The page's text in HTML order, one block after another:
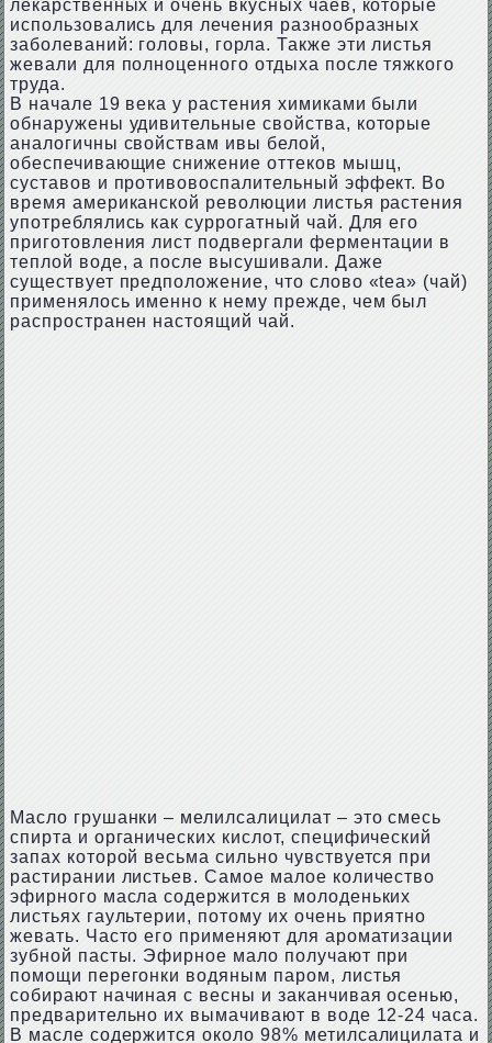
лекарственных и очень вкусных чаев, которые
использовались для лечения разнообразных
заболеваний: головы, горла. Также эти листья
жевали для полноценного отдыха после тяжкого
труда.
В начале 19 века у растения химиками были
обнаружены удивительные свойства, которые
аналогичны свойствам ивы белой,
обеспечивающие снижение оттеков мышц,
суставов и противовоспалительный эффект. Во
время американской революции листья растения
употреблялись как суррогатный чай. Для его
приготовления лист подвергали ферментации в
теплой воде, а после высушивали. Даже
существует предположение, что слово «tea» (чай)
применялось именно к нему прежде, чем был
распространен настоящий чай.
Масло грушанки – мелилсалицилат – это смесь
спирта и органических кислот, специфический
запах которой весьма сильно чувствуется при
растирании листьев. Самое малое количество
эфирного масла содержится в молоденьких
листьях гаультерии, потому их очень приятно
жевать. Часто его применяют для ароматизации
зубной пасты. Эфирное мало получают при
помощи перегонки водяным паром, листья
собирают начиная с весны и заканчивая осенью,
предварительно их вымачивают в воде 12-24 часа.
В масле содержится около 98% метилсалицилата и